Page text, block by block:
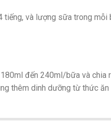
tiếng, và lượng sữa trong
đến 240ml/bữa và chia
thêm dinh dưỡng từ thức